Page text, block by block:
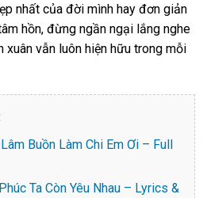
nhất của đời mình hay đơn giản
hồn, đừng ngần ngại lắng nghe
xuân vẫn luôn hiện hữu trong mỗi
Buồn Làm Chi Em Ơi – Full
Ta Còn Yêu Nhau – Lyrics &